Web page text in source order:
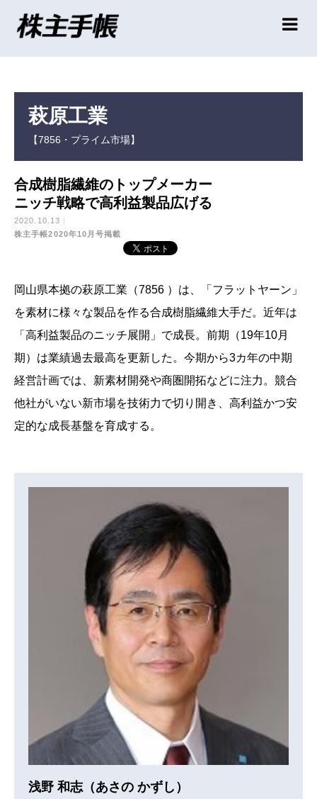
萩原工業
【7856・プライム市場】
合成樹脂繊維のトップメーカー
ニッチ戦略で高利益製品広げる
2020.10.13
株主手帳2020年10月号掲載
岡山県本拠の萩原工業（7856 ）は、「フラットヤーン」
を素材に様々な製品を作る合成樹脂繊維大手だ。近年は
「高利益製品のニッチ展開」で成長。前期（19年10月
期）は業績過去最高を更新した。今期から3カ年の中期
経営計画では、新素材開発や商圏開拓などに注力。競合
他社がいない新市場を技術力で切り開き、高利益かつ安
定的な成長基盤を育成する。
浅野 和志（あさの かずし）